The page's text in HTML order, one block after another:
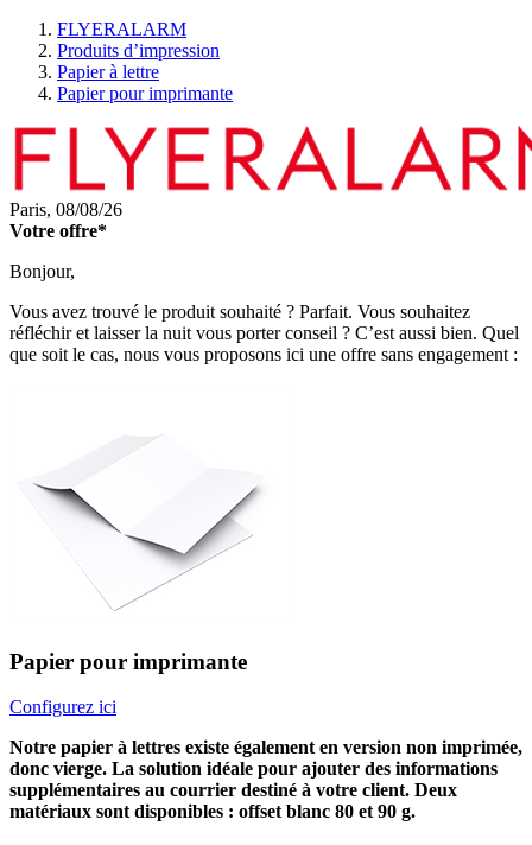
FLYERALARM
Produits d’impression
Papier à lettre
Papier pour imprimante
Paris, 08/08/26
Votre offre*
Bonjour,
Vous avez trouvé le produit souhaité ? Parfait. Vous souhaitez
réfléchir et laisser la nuit vous porter conseil ? C’est aussi bien. Quel
que soit le cas, nous vous proposons ici une offre sans engagement :
Papier pour imprimante
Configurez ici
Notre papier à lettres existe également en version non imprimée,
donc vierge. La solution idéale pour ajouter des informations
supplémentaires au courrier destiné à votre client. Deux
matériaux sont disponibles : offset blanc 80 et 90 g.